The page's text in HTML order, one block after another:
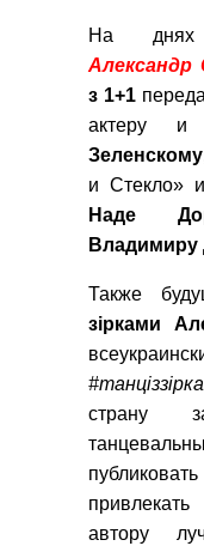
На днях
Александр
з 1+1
актеру
Зеленскому
и Стекло»
Наде
Владимиру
Также
зірками
страну
автору